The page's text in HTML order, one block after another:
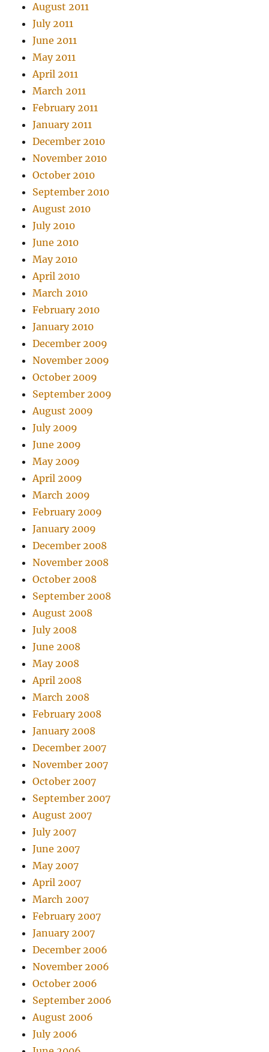
August 2011
July 2011
June 2011
May 2011
April 2011
March 2011
February 2011
January 2011
December 2010
November 2010
October 2010
September 2010
August 2010
July 2010
June 2010
May 2010
April 2010
March 2010
February 2010
January 2010
December 2009
November 2009
October 2009
September 2009
August 2009
July 2009
June 2009
May 2009
April 2009
March 2009
February 2009
January 2009
December 2008
November 2008
October 2008
September 2008
August 2008
July 2008
June 2008
May 2008
April 2008
March 2008
February 2008
January 2008
December 2007
November 2007
October 2007
September 2007
August 2007
July 2007
June 2007
May 2007
April 2007
March 2007
February 2007
January 2007
December 2006
November 2006
October 2006
September 2006
August 2006
July 2006